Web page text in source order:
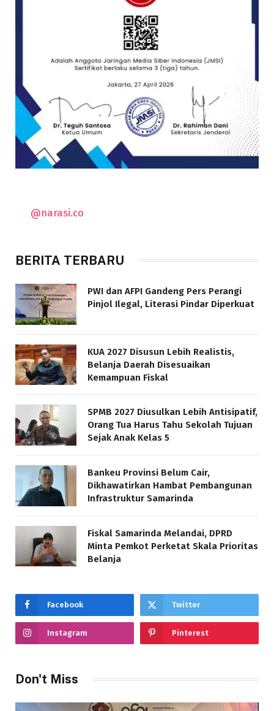
@narasi.co
BERITA TERBARU
PWI dan AFPI Gandeng Pers Perangi
Pinjol Ilegal, Literasi Pindar Diperkuat
KUA 2027 Disusun Lebih Realistis,
Belanja Daerah Disesuaikan
Kemampuan Fiskal
SPMB 2027 Diusulkan Lebih Antisipatif,
Orang Tua Harus Tahu Sekolah Tujuan
Sejak Anak Kelas 5
Bankeu Provinsi Belum Cair,
Dikhawatirkan Hambat Pembangunan
Infrastruktur Samarinda
Fiskal Samarinda Melandai, DPRD
Minta Pemkot Perketat Skala Prioritas
Belanja
Facebook Twitter
Instagram Pinterest
Don't Miss